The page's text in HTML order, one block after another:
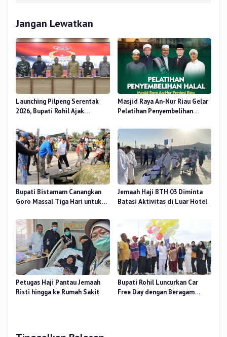
Jangan Lewatkan
Launching Pilpeng Serentak
2026, Bupati Rohil Ajak
Bermartabat
Masjid Raya An-Nur Riau Gelar
Pelatihan Penyembelihan
Gratis
Bupati Bistamam Canangkan
Goro Massal Tiga Hari untuk
Jemaah Haji BTH 03 Diminta
Batasi Aktivitas di Luar Hotel
Petugas Haji Pantau Jemaah
Risti hingga ke Rumah Sakit
Bupati Rohil Luncurkan Car
Free Day dengan Beragam